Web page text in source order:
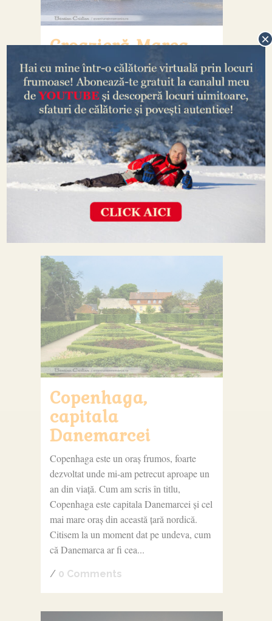
Croazieră Marea
Egee, Grecia
Croaziera din Marea Egee pe care v-o
detaliez îndată (Toroneos Cruise), am
făcut-o în Grecia, cu pornire din
Pefkochori (Pefkohori) către Toroni, apoi
Neos Marmaras, insula Kelyfos și retur.
Pefkochori se află în peninsula Kassandra,
iar Torini și Neos Marmaras în peninsula
Sithonia, ambele fiind...
0 Comments
Copenhaga,
capitala
Danemarcei
Copenhaga este un oraș frumos, foarte
dezvoltat unde mi-am petrecut aproape un
an din viață. Cum am scris în titlu,
Copenhaga este capitala Danemarcei și cel
mai mare oraș din această țară nordică.
Citisem la un moment dat pe undeva, cum
că Danemarca ar fi cea...
/ 0 Comments
×